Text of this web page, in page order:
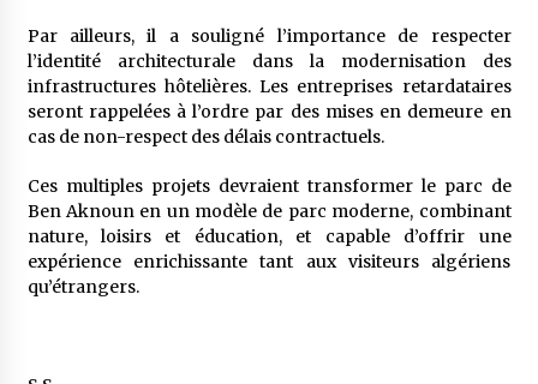
Par ailleurs, il a souligné l’importance de respecter
l’identité architecturale dans la modernisation des
infrastructures hôtelières. Les entreprises retardataires
seront rappelées à l’ordre par des mises en demeure en
cas de non-respect des délais contractuels.
Ces multiples projets devraient transformer le parc de
Ben Aknoun en un modèle de parc moderne, combinant
nature, loisirs et éducation, et capable d’offrir une
expérience enrichissante tant aux visiteurs algériens
qu’étrangers.